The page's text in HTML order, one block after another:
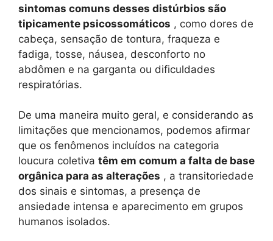
sintomas comuns desses distúrbios são
tipicamente psicossomáticos , como dores de
cabeça, sensação de tontura, fraqueza e
fadiga, tosse, náusea, desconforto no
abdômen e na garganta ou dificuldades
respiratórias.
De uma maneira muito geral, e considerando as
limitações que mencionamos, podemos afirmar
que os fenômenos incluídos na categoria
loucura coletiva têm em comum a falta de base
orgânica para as alterações , a transitoriedade
dos sinais e sintomas, a presença de
ansiedade intensa e aparecimento em grupos
humanos isolados.